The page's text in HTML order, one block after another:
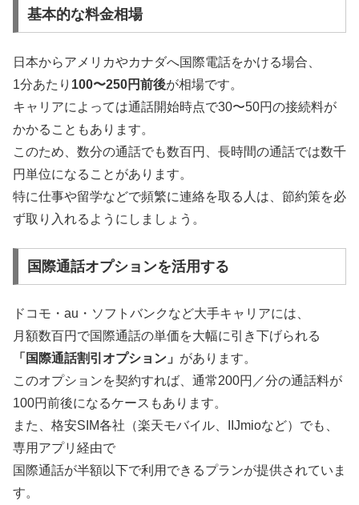
基本的な料金相場
日本からアメリカやカナダへ国際電話をかける場合、
1分あたり 100〜250円前後が相場です。
キャリアによっては通話開始時点で30〜50円の接続料が
かかることもあります。
このため、数分の通話でも数百円、長時間の通話では数千
円単位になることがあります。
特に仕事や留学などで頻繁に連絡を取る人は、節約策を必
ず取り入れるようにしましょう。
国際通話オプションを活用する
ドコモ・au・ソフトバンクなど大手キャリアには、
月額数百円で国際通話の単価を大幅に引き下げられる
「国際通話割引オプション」 があります。
このオプションを契約すれば、通常200円／分の通話料が
100円前後になるケースもあります。
また、格安SIM各社（楽天モバイル、IIJmioなど）でも、
専用アプリ経由で
国際通話が半額以下で利用できるプランが提供されていま
す。